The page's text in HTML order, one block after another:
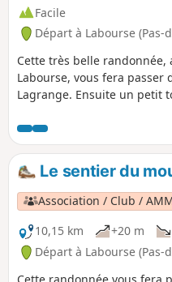
Facile
Départ à Labourse (Pas-
Cette très belle randonnée,
Labourse, vous fera passer
Lagrange. Ensuite un petit
Loisne et le terril, le tout sur
et sentes.
Le sentier du
Association / Club /
10,15 km
+20 m
Départ à Labourse (Pas-